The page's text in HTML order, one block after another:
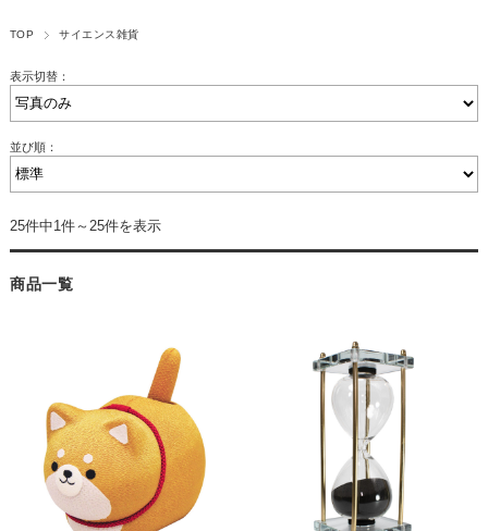
TOP サイエンス雑貨
表示切替：
並び順：
25件中1件～25件を表示
商品一覧